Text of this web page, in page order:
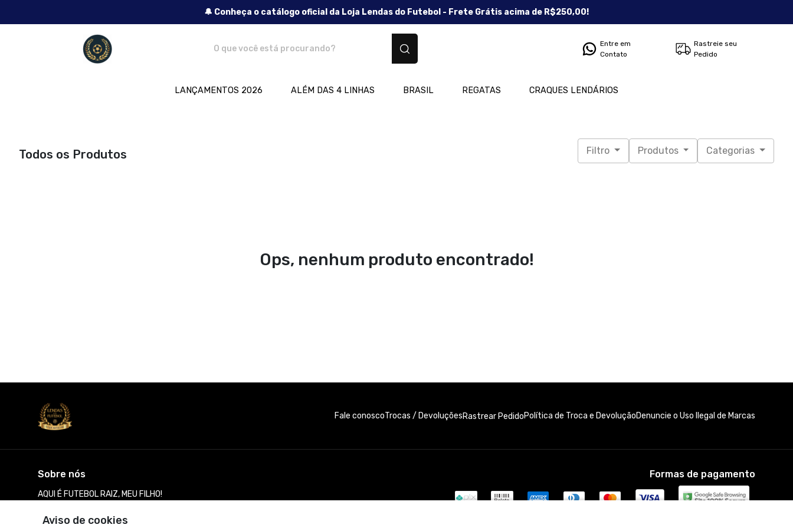
🔔 Conheça o catálogo oficial da Loja Lendas do Futebol - Frete Grátis acima de R$250,00!
Entre em
Contato
Rastreie seu
Pedido
LANÇAMENTOS 2026 ALÉM DAS 4 LINHAS BRASIL REGATAS CRAQUES LENDÁRIOS
Todos os Produtos Filtro Produtos Categorias
Ops, nenhum produto encontrado!
Aviso de cookies
Fale conoscoTrocas / DevoluçõesRastrear PedidoPolítica de Troca e DevoluçãoDenuncie o Uso Ilegal de Marcas
Sobre nós
AQUI É FUTEBOL RAIZ, MEU FILHO!
Formas de pagamento